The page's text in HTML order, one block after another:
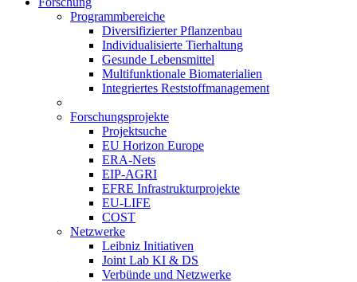
Programmbereiche
Diversifizierter Pflanzenbau
Individualisierte Tierhaltung
Gesunde Lebensmittel
Multifunktionale Biomaterialien
Integriertes Reststoffmanagement
Forschungsprojekte
Projektsuche
EU Horizon Europe
ERA-Nets
EIP-AGRI
EFRE Infrastrukturprojekte
EU-LIFE
COST
Netzwerke
Leibniz Initiativen
Joint Lab KI & DS
Verbünde und Netzwerke